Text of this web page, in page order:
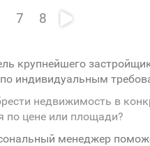
7 8
крупнейшего
индивидуальным
недвижимость в
по цене или площади?
менеджер